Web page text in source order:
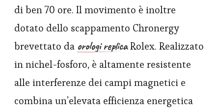
di ben 70 ore. Il movimento è inoltre
dotato dello scappamento Chronergy
brevettato da orologi replicaRolex. Realizzato
in nichel-fosforo, è altamente resistente
alle interferenze dei campi magnetici e
combina un’elevata efficienza energetica